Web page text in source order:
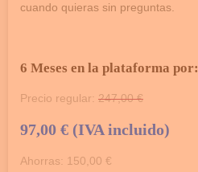
cuando quieras sin preguntas.
6 Meses en la plataforma por:
Precio regular: 247,00 €
97,00 € (IVA incluido)
Ahorras: 150,00 €